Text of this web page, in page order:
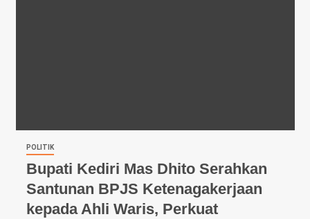
POLITIK
Bupati Kediri Mas Dhito Serahkan
Santunan BPJS Ketenagakerjaan
kepada Ahli Waris, Perkuat